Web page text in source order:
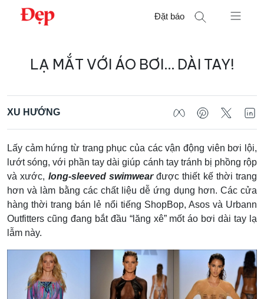
Chuyển
Đặt báo
kiếmLẠ MẮT VỚI ÁO BƠI… DÀI TAY!
XU HƯỚNG
Lấy cảm hứng từ trang phục của các vận động viên bơi lội,
lướt sóng, với phần tay dài giúp cánh tay tránh bị phồng rộp
và xước, long-sleeved swimwear được thiết kế thời trang
hơn và làm bằng các chất liệu dễ ứng dụng hơn. Các cửa
hàng thời trang bán lẻ nổi tiếng ShopBop, Asos và Urbann
Outfitters cũng đang bắt đầu “lăng xê” mốt áo bơi dài tay lạ
lẫm này.